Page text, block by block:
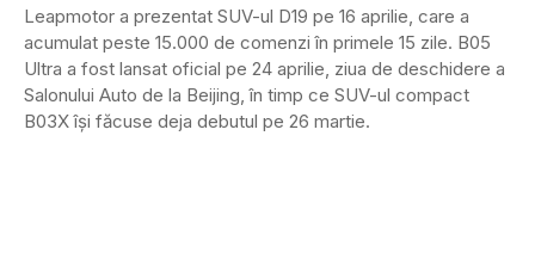
Leapmotor a prezentat SUV-ul D19 pe 16 aprilie, care a
acumulat peste 15.000 de comenzi în primele 15 zile. B05
Ultra a fost lansat oficial pe 24 aprilie, ziua de deschidere a
Salonului Auto de la Beijing, în timp ce SUV-ul compact
B03X își făcuse deja debutul pe 26 martie.